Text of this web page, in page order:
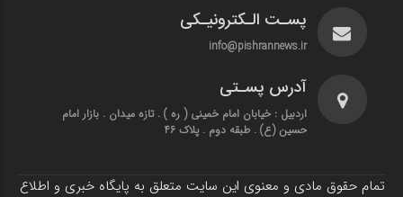
پسـت الـکترونیـکی
info@pishrannews.ir
آدرس پسـتی
اردبیل : خیابان امام خمینی ( ره ) . تازه میدان . بازار امام
حسین (ع) . طبقه دوم . پلاک 46
تمام حقوق مادی و معنوی این سایت متعلق به پایگاه خبری و اطلاع